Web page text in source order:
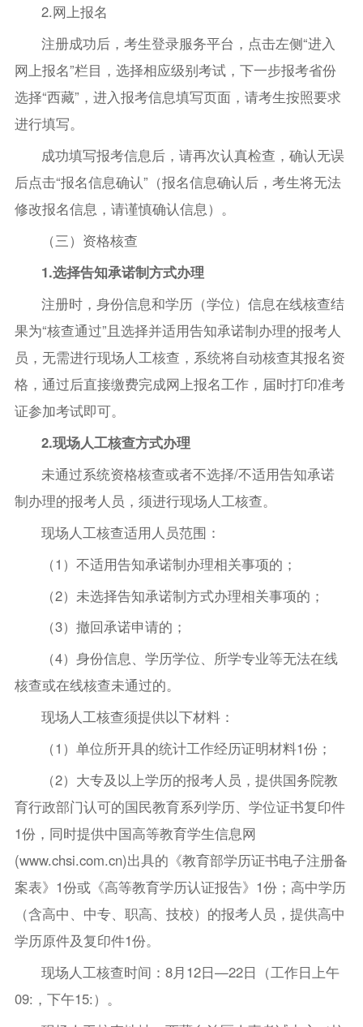
2.网上报名
注册成功后，考生登录服务平台，点击左侧“进入
网上报名”栏目，选择相应级别考试，下一步报考省份
选择“西藏”，进入报考信息填写页面，请考生按照要求
进行填写。
成功填写报考信息后，请再次认真检查，确认无误
后点击“报名信息确认”（报名信息确认后，考生将无法
修改报名信息，请谨慎确认信息）。
（三）资格核查
1.选择告知承诺制方式办理
注册时，身份信息和学历（学位）信息在线核查结
果为“核查通过”且选择并适用告知承诺制办理的报考人
员，无需进行现场人工核查，系统将自动核查其报名资
格，通过后直接缴费完成网上报名工作，届时打印准考
证参加考试即可。
2.现场人工核查方式办理
未通过系统资格核查或者不选择/不适用告知承诺
制办理的报考人员，须进行现场人工核查。
现场人工核查适用人员范围：
（1）不适用告知承诺制办理相关事项的；
（2）未选择告知承诺制方式办理相关事项的；
（3）撤回承诺申请的；
（4）身份信息、学历学位、所学专业等无法在线
核查或在线核查未通过的。
现场人工核查须提供以下材料：
（1）单位所开具的统计工作经历证明材料1份；
（2）大专及以上学历的报考人员，提供国务院教
育行政部门认可的国民教育系列学历、学位证书复印件
1份，同时提供中国高等教育学生信息网
(www.chsi.com.cn)出具的《教育部学历证书电子注册备
案表》1份或《高等教育学历认证报告》1份；高中学历
（含高中、中专、职高、技校）的报考人员，提供高中
学历原件及复印件1份。
现场人工核查时间：8月12日—22日（工作日上午
09:，下午15:）。